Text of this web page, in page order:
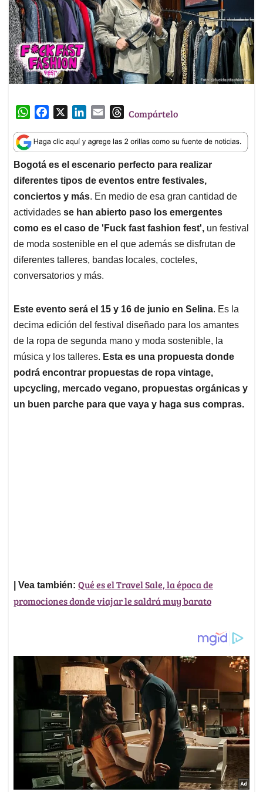
W
a
t
s
A
p
p
c
e
b
o
o
k
n
k
e
d
I
n
a
i
l
T
r
e
a
d
s
Compártelo
Bogotá es el escenario perfecto para realizar
diferentes tipos de eventos entre festivales,
conciertos y más. En medio de esa gran cantidad de
actividades se han abierto paso los emergentes
como es el caso de 'Fuck fast fashion fest', un festival
de moda sostenible en el que además se disfrutan de
diferentes talleres, bandas locales, cocteles,
conversatorios y más.
Este evento será el 15 y 16 de junio en Selina. Es la
decima edición del festival diseñado para los amantes
de la ropa de segunda mano y moda sostenible, la
música y los talleres. Esta es una propuesta donde
podrá encontrar propuestas de ropa vintage,
upcycling, mercado vegano, propuestas orgánicas y
un buen parche para que vaya y haga sus compras.
| Vea también: Qué es el Travel Sale, la época de
promociones donde viajar le saldrá muy barato